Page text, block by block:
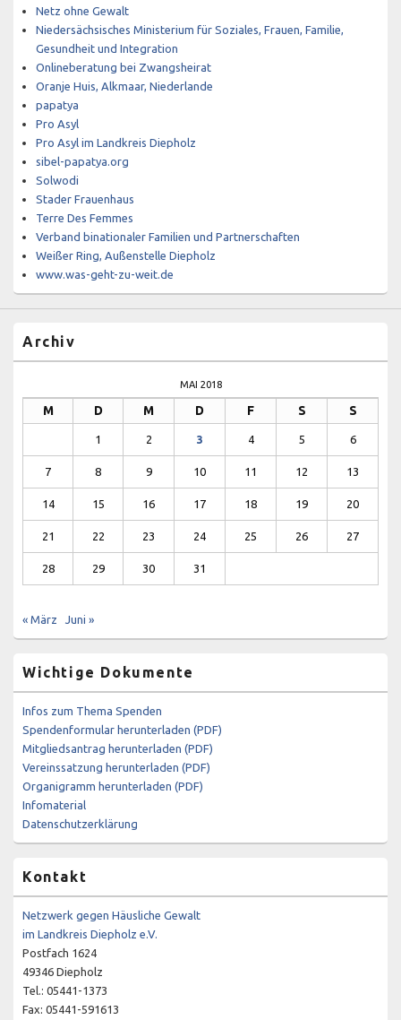
Netz ohne Gewalt
Niedersächsisches Ministerium für Soziales, Frauen, Familie,
Gesundheit und Integration
Onlineberatung bei Zwangsheirat
Oranje Huis, Alkmaar, Niederlande
papatya
Pro Asyl
Pro Asyl im Landkreis Diepholz
sibel-papatya.org
Solwodi
Stader Frauenhaus
Terre Des Femmes
Verband binationaler Familien und Partnerschaften
Weißer Ring, Außenstelle Diepholz
www.was-geht-zu-weit.de
Archiv
MAI 2018
M D M D F S S
1 2 3 4 5 6
7 8 9 10 11 12 13
14 15 16 17 18 19 20
21 22 23 24 25 26 27
28 29 30 31
« März Juni »
Wichtige Dokumente
Infos zum Thema Spenden
Spendenformular herunterladen (PDF)
Mitgliedsantrag herunterladen (PDF)
Vereinssatzung herunterladen (PDF)
Organigramm herunterladen (PDF)
Infomaterial
Datenschutzerklärung
Kontakt
Netzwerk gegen Häusliche Gewalt
im Landkreis Diepholz e.V.
Postfach 1624
49346 Diepholz
Tel.: 05441-1373
Fax: 05441-591613